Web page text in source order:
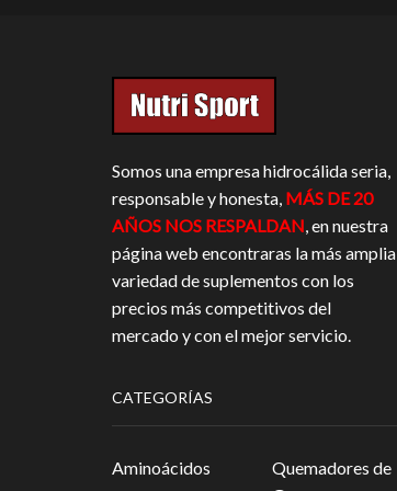
Somos una empresa hidrocálida seria,
responsable y honesta, MÁS DE 20
AÑOS NOS RESPALDAN, en nuestra
página web encontraras la más amplia
variedad de suplementos con los
precios más competitivos del
mercado y con el mejor servicio.
CATEGORÍAS
Aminoácidos
Quemadores de